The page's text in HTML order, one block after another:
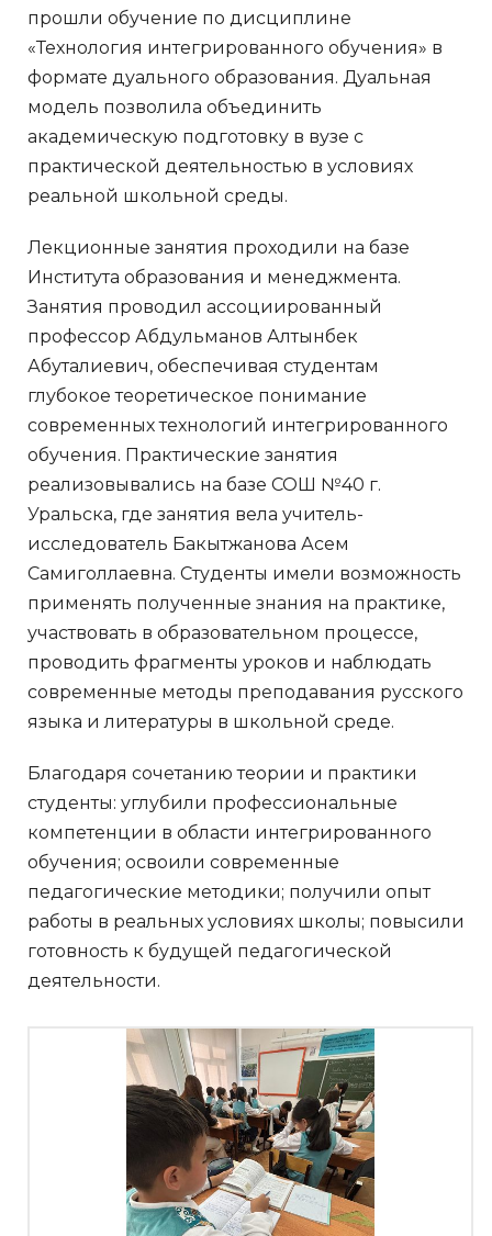
прошли обучение по дисциплине
«Технология интегрированного обучения» в
формате дуального образования. Дуальная
модель позволила объединить
академическую подготовку в вузе с
практической деятельностью в условиях
реальной школьной среды.
Лекционные занятия проходили на базе
Института образования и менеджмента.
Занятия проводил ассоциированный
профессор Абдульманов Алтынбек
Абуталиевич, обеспечивая студентам
глубокое теоретическое понимание
современных технологий интегрированного
обучения. Практические занятия
реализовывались на базе СОШ №40 г.
Уральска, где занятия вела учитель-
исследователь Бакытжанова Асем
Самиголлаевна. Студенты имели возможность
применять полученные знания на практике,
участвовать в образовательном процессе,
проводить фрагменты уроков и наблюдать
современные методы преподавания русского
языка и литературы в школьной среде.
Благодаря сочетанию теории и практики
студенты: углубили профессиональные
компетенции в области интегрированного
обучения; освоили современные
педагогические методики; получили опыт
работы в реальных условиях школы; повысили
готовность к будущей педагогической
деятельности.